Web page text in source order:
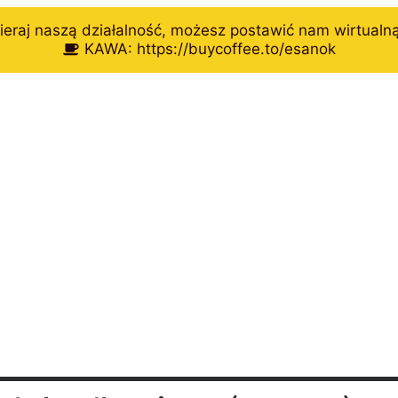
naszą działalność, możesz postawić nam
KAWA: https://buycoffee.to/esanok